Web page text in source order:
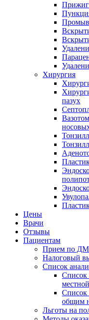
Хирургия
пазух
Цены
Врачи
Отзывы
Пациентам
Прием по
Налоговый
Список
Список
Список
общим
Льготы на